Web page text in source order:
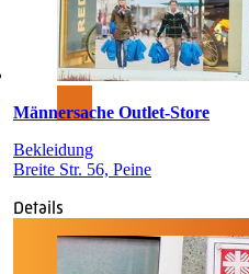
Männersache Outlet-Store
Bekleidung
Breite Str. 56, Peine
Details